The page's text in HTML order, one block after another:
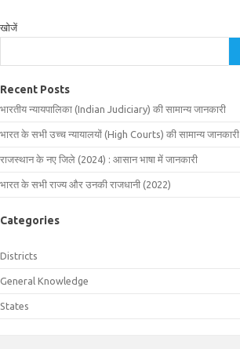
खोजें
Recent Posts
भारतीय न्यायपालिका (Indian Judiciary) की सामान्य जानकारी
भारत के सभी उच्च न्यायालयों (High Courts) की सामान्य जानकारी
राजस्थान के नए जिले (2024) : आसान भाषा में जानकारी
भारत के सभी राज्य और उनकी राजधानी (2022)
Categories
Districts
General Knowledge
States